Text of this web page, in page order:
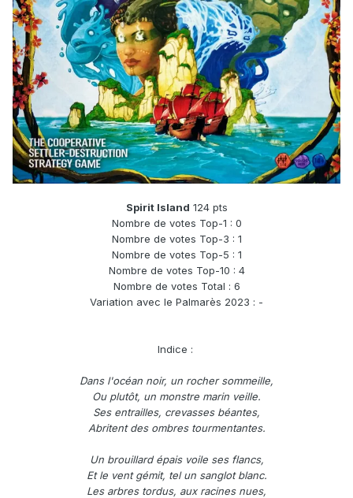
Spirit Island 124 pts
Nombre de votes Top-1 : 0
Nombre de votes Top-3 : 1
Nombre de votes Top-5 : 1
Nombre de votes Top-10 : 4
Nombre de votes Total : 6
Variation avec le Palmarès 2023 : -
Indice :
Dans l'océan noir, un rocher sommeille,
Ou plutôt, un monstre marin veille.
Ses entrailles, crevasses béantes,
Abritent des ombres tourmentantes.
Un brouillard épais voile ses flancs,
Et le vent gémit, tel un sanglot blanc.
Les arbres tordus, aux racines nues,